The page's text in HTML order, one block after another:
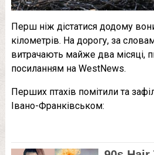
Перш ніж дістатися додому
кілометрів. На дорогу, за
витрачають майже два місяці,
посиланням на WestNews.
Перших птахів помітили та
Івано-Франківськом: